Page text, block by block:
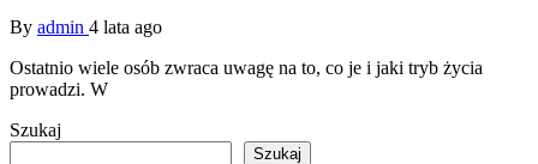
By admin 4 lata ago
Ostatnio wiele osób zwraca uwagę na to, co je i jaki tryb życia
prowadzi. W
Szukaj
Szukaj